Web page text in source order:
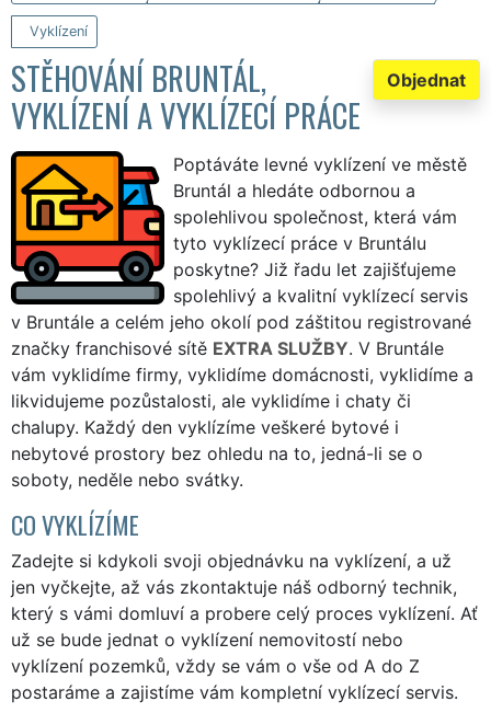
Vyklízení
Objednat
STĚHOVÁNÍ BRUNTÁL,
VYKLÍZENÍ A VYKLÍZECÍ PRÁCE
Poptáváte levné vyklízení ve městě
Bruntál a hledáte odbornou a
spolehlivou společnost, která vám
tyto vyklízecí práce v Bruntálu
poskytne? Již řadu let zajišťujeme
spolehlivý a kvalitní vyklízecí servis
v Bruntále a celém jeho okolí pod záštitou registrované
značky franchisové sítě EXTRA SLUŽBY. V Bruntále
vám vyklidíme firmy, vyklidíme domácnosti, vyklidíme a
likvidujeme pozůstalosti, ale vyklidíme i chaty či
chalupy. Každý den vyklízíme veškeré bytové i
nebytové prostory bez ohledu na to, jedná-li se o
soboty, neděle nebo svátky.
CO VYKLÍZÍME
Zadejte si kdykoli svoji objednávku na vyklízení, a už
jen vyčkejte, až vás zkontaktuje náš odborný technik,
který s vámi domluví a probere celý proces vyklízení. Ať
už se bude jednat o vyklízení nemovitostí nebo
vyklízení pozemků, vždy se vám o vše od A do Z
postaráme a zajistíme vám kompletní vyklízecí servis.